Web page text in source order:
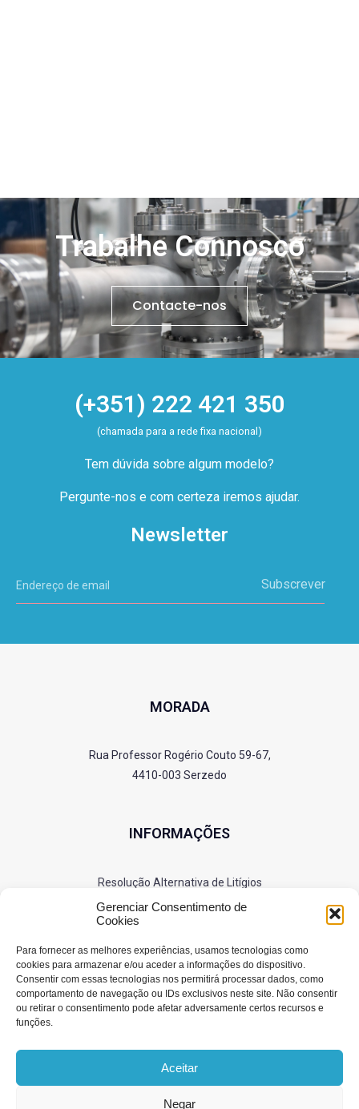
Gerenciar Consentimento de
Cookies
Para fornecer as melhores experiências, usamos tecnologias como
cookies para armazenar e/ou aceder a informações do dispositivo.
Consentir com essas tecnologias nos permitirá processar dados, como
comportamento de navegação ou IDs exclusivos neste site. Não consentir
ou retirar o consentimento pode afetar adversamente certos recursos e
funções.
Aceitar
Negar
Trabalhe Connosco
Contacte-nos
(+351) 222 421 350
(chamada para a rede fixa nacional)
Tem dúvida sobre algum modelo?
Pergunte-nos e com certeza iremos ajudar.
Newsletter
Subscrever
MORADA
Rua Professor Rogério Couto 59-67,
4410-003 Serzedo
INFORMAÇÕES
Resolução Alternativa de Litígios
Política de Privacidade
SIGA-NOS